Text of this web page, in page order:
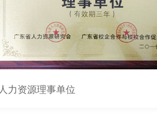
人力资源理事单位